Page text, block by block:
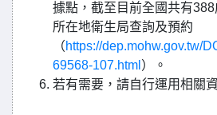
據點，截至目前全國共有
所在地衛生局查詢及預約
（https://dep.mohw.gov.tw/
69568-107.html ）。
若有需要，請自行運用相關